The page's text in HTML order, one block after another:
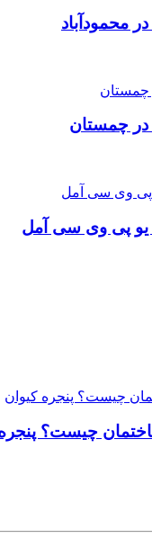
محمودآباد
در چمستان
یو پی وی سی آمل
چیست؟